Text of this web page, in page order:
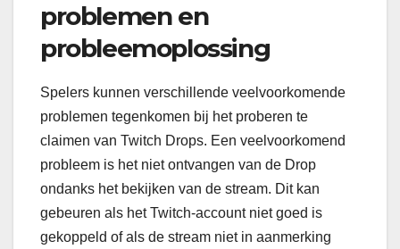
problemen en
probleemoplossing
Spelers kunnen verschillende veelvoorkomende
problemen tegenkomen bij het proberen te
claimen van Twitch Drops. Een veelvoorkomend
probleem is het niet ontvangen van de Drop
ondanks het bekijken van de stream. Dit kan
gebeuren als het Twitch-account niet goed is
gekoppeld of als de stream niet in aanmerking